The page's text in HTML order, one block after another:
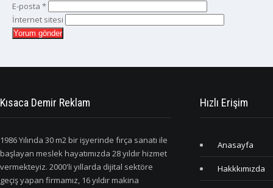
E-posta *
İnternet sitesi
Kısaca Demir Reklam
1986 Yılında 30 m2 bir işyerinde fırça sanatı ile
başlayan meslek hayatımızda 28 yıldır hizmet
vermekteyiz. 2000'li yıllarda dijital sektöre
geçiş yapan firmamız, 16 yıldır makina
Hızlı Erişim
Anasayfa
Hakkkımızda